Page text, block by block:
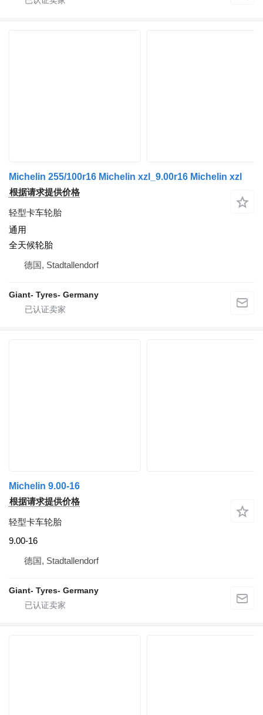
Michelin 255/100r16 Michelin xzl_9.00r16 Michelin xzl
根据请求提供价格
轻型卡车轮胎
通用
全天候轮胎
德国, Stadtallendorf
Giant- Tyres- Germany
Michelin 9.00-16
根据请求提供价格
轻型卡车轮胎
9.00-16
德国, Stadtallendorf
Giant- Tyres- Germany